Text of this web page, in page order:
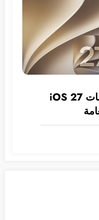
آخر التحديثات في تطبيقات iOS 27